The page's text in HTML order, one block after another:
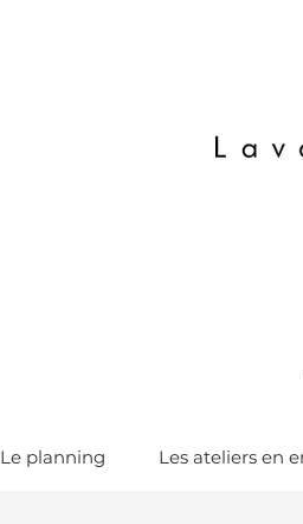
Le planning Les ateliers en